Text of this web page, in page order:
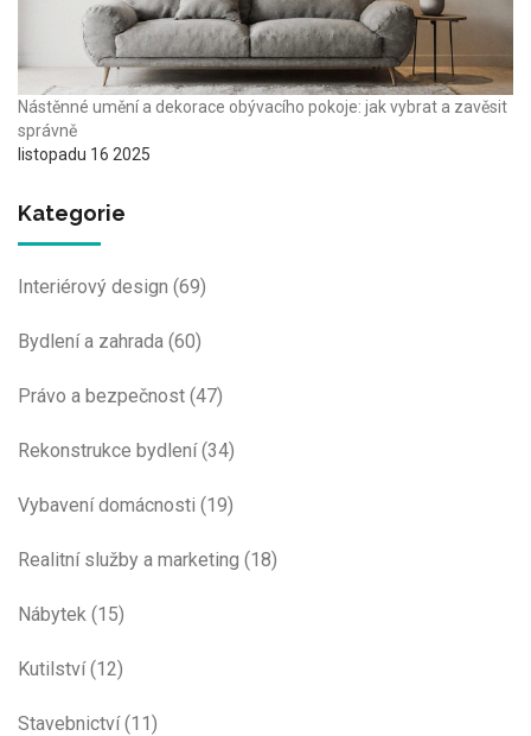
Nástěnné umění a dekorace obývacího pokoje: jak vybrat a zavěsit
správně
listopadu 16 2025
Kategorie
Interiérový design (69)
Bydlení a zahrada (60)
Právo a bezpečnost (47)
Rekonstrukce bydlení(34)
Vybavení domácnosti (19)
Realitní služby a marketing (18)
Nábytek (15)
Kutilství(12)
Stavebnictví(11)